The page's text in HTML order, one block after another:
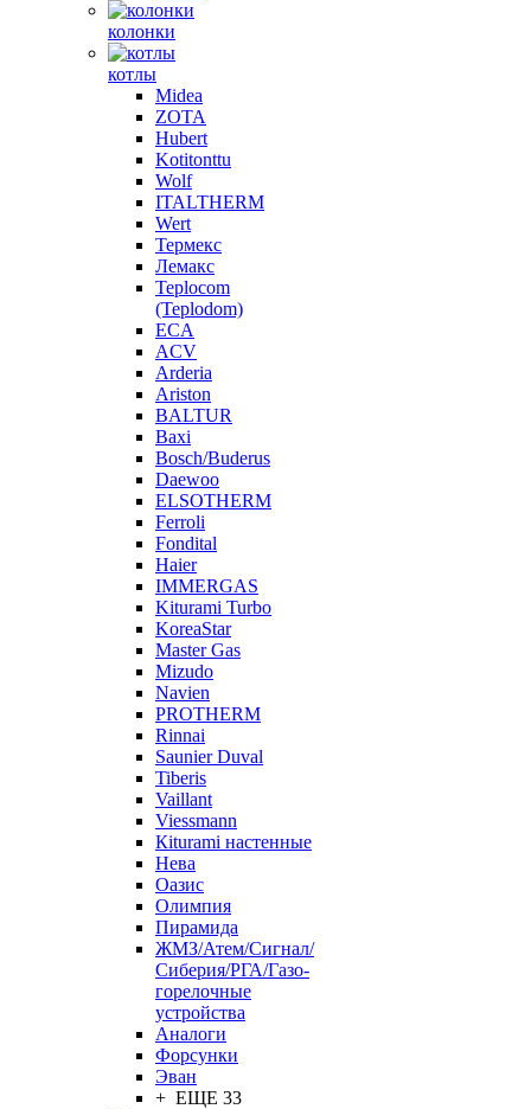
колонки
котлы
Midea
ZOTA
Hubert
Kotitonttu
Wolf
ITALTHERM
Wert
Термекс
Лемакс
Teplocom
(Teplodom)
ECA
ACV
Arderia
Ariston
BALTUR
Baxi
Bosch/Buderus
Daewoo
ELSOTHERM
Ferroli
Fondital
Haier
IMMERGAS
Kiturami Turbo
KoreaStar
Master Gas
Mizudo
Navien
PROTHERM
Rinnai
Saunier Duval
Tiberis
Vaillant
Viessmann
Кiturami настенные
Нева
Оазис
Олимпия
Пирамида
ЖМЗ/Атем/Сигнал/
Сиберия/РГА/Газо-
горелочные
устройства
Aналоги
Форсунки
Эван
+ ЕЩЕ 33